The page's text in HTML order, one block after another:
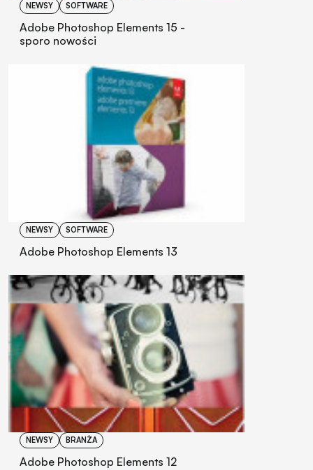
NEWSY SOFTWARE
Adobe Photoshop Elements 15 -
sporo nowości
NEWSY SOFTWARE
Adobe Photoshop Elements 13
NEWSY BRANŻA
Adobe Photoshop Elements 12